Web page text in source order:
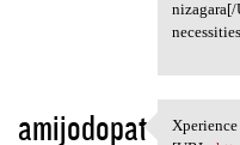
nizagara[/
necessities.
amijodopat